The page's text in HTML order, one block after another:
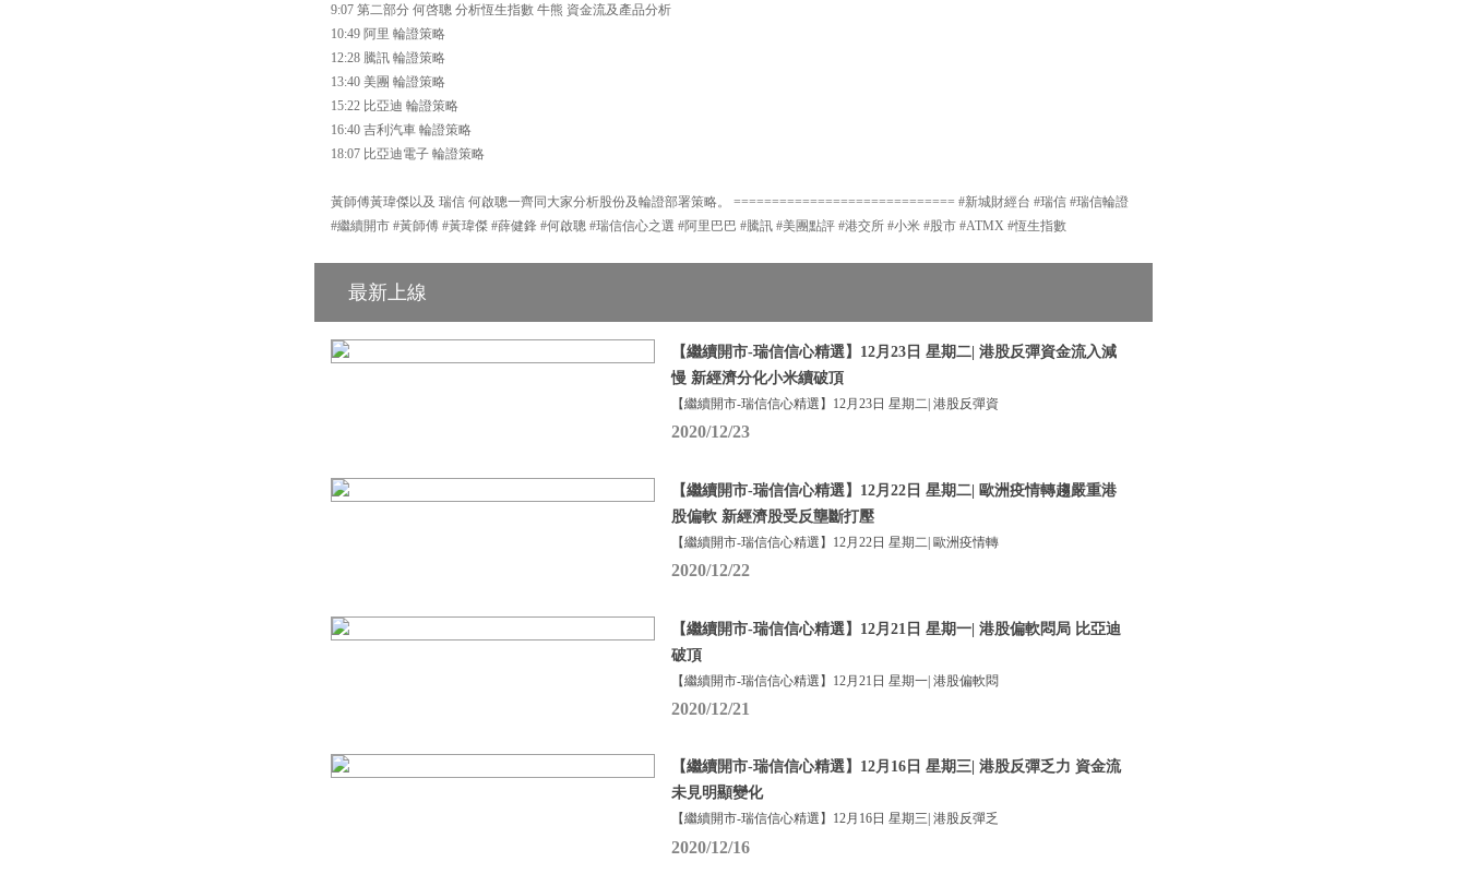
9:07 第二部分 何啓聰 分析恆生指數 牛熊 資金流及產品分析
10:49 阿里 輪證策略
12:28 騰訊 輪證策略
13:40 美團 輪證策略
15:22 比亞迪 輪證策略
16:40 吉利汽車 輪證策略
18:07 比亞迪電子 輪證策略
黃師傅黃瑋傑以及 瑞信 何啟聰一齊同大家分析股份及輪證部署策略。 ============================= #新城財經台 #瑞信 #瑞信輪證
#繼續開市 #黃師傅 #黃瑋傑 #薛健鋒 #何啟聰 #瑞信信心之選 #阿里巴巴 #騰訊 #美團點評 #港交所 #小米 #股市 #ATMX #恆生指數
最新上線
【繼續開市-瑞信信心精選】12月23日 星期二| 港股反彈資金流入減
慢 新經濟分化小米續破頂
【繼續開市-瑞信信心精選】12月23日 星期二| 港股反彈資
2020/12/23
【繼續開市-瑞信信心精選】12月22日 星期二| 歐洲疫情轉趨嚴重港
股偏軟 新經濟股受反壟斷打壓
【繼續開市-瑞信信心精選】12月22日 星期二| 歐洲疫情轉
2020/12/22
【繼續開市-瑞信信心精選】12月21日 星期一| 港股偏軟悶局 比亞迪
破頂
【繼續開市-瑞信信心精選】12月21日 星期一| 港股偏軟悶
2020/12/21
【繼續開市-瑞信信心精選】12月16日 星期三| 港股反彈乏力 資金流
未見明顯變化
【繼續開市-瑞信信心精選】12月16日 星期三| 港股反彈乏
2020/12/16